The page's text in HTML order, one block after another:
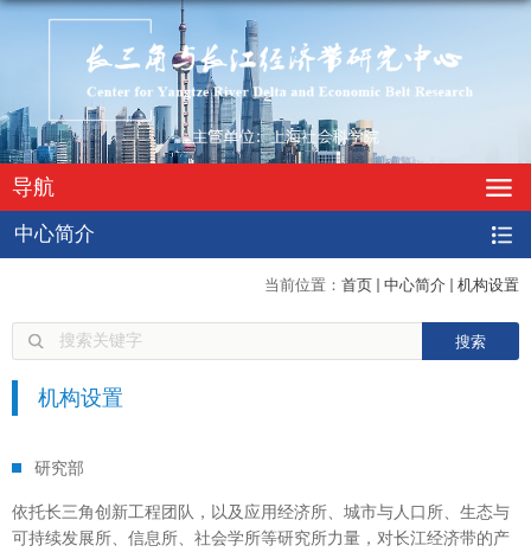
导航
中心简介
当前位置： 首页 中心简介 机构设置
机构设置
研究部
依托长三角创新工程团队，以及应用经济所、城市与人口所、生态与
可持续发展所、信息所、社会学所等研究所力量，对长江经济带的产